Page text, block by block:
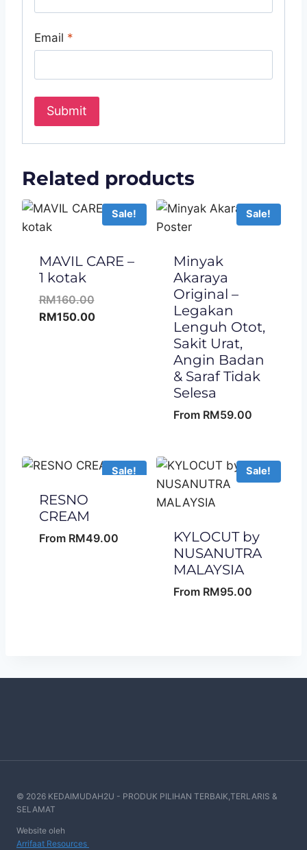
Email *
Related products
Sale!
MAVIL CARE –
1 kotak
RM160.00Original
price
RM150.00Current
Sale!
Minyak
Akaraya
Original –
Legakan
Lenguh Otot,
Sakit Urat,
Angin Badan
& Saraf Tidak
Selesa
From RM59.00
Sale!
RESNO
CREAM
From RM49.00
Sale!
KYLOCUT by
NUSANUTRA
MALAYSIA
From RM95.00
© 2026 KEDAIMUDAH2U - PRODUK PILIHAN TERBAIK,TERLARIS &
SELAMAT
Website oleh
Arrifaat Resources